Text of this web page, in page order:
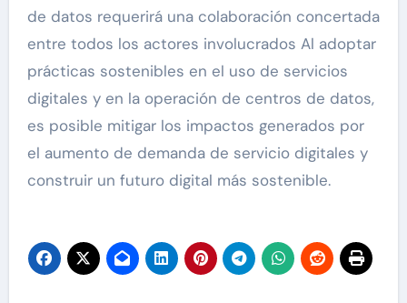
de datos requerirá una colaboración concertada
entre todos los actores involucrados Al adoptar
prácticas sostenibles en el uso de servicios
digitales y en la operación de centros de datos,
es posible mitigar los impactos generados por
el aumento de demanda de servicio digitales y
construir un futuro digital más sostenible.